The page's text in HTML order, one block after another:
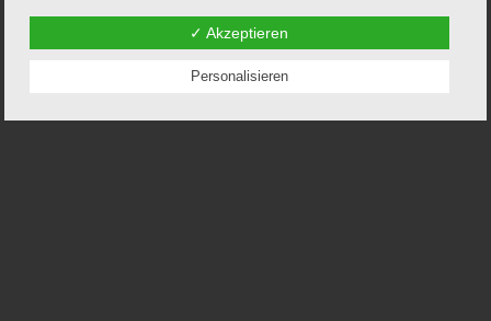
aufweisen, sodass ein absoluter Schutz nicht gewährleistet
werden kann. Aus diesem Grund steht es jeder betroffenen
Wegen, beispielsweise telefonisch, an uns zu übermitteln.
✓ Akzeptieren
Personalisieren